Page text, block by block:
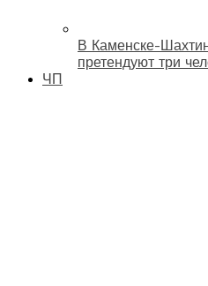
В Каменске-
претендуют три
ЧП